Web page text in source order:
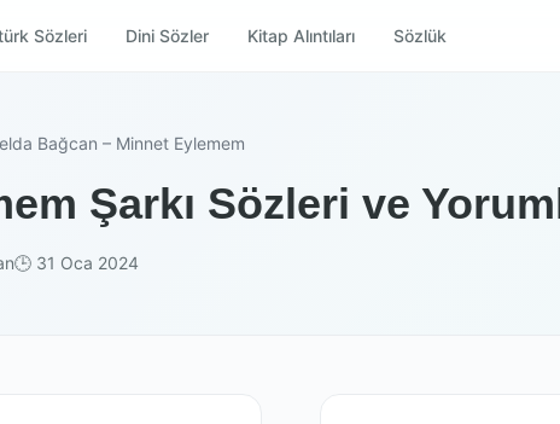
Sözleri Dini Sözler Kitap Alıntıları Sözlük
Bağcan – Minnet Eylemem
Şarkı Sözleri ve
🕒 31 Oca 2024